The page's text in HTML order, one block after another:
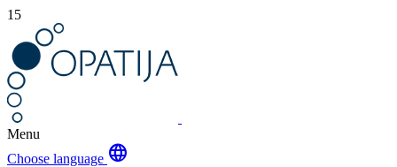
15
Menu
Choose language language